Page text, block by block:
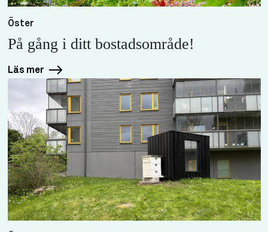
Öster
På gång i ditt bostadsområde!
Läs mer